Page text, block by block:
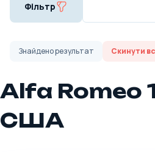
Фільтр
Знайденорезультат Скинути
Alfa Romeo
США